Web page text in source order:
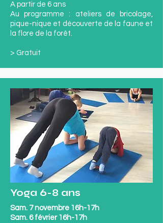
A partir de 6 ans
Au programme : ateliers de bricolage,
pique-nique et découverte de la faune et
la flore de la forêt.
> Gratuit
Yoga 6-8 ans
Sam. 7 novembre 16h-17h
Sam. 6 février 16h-17h